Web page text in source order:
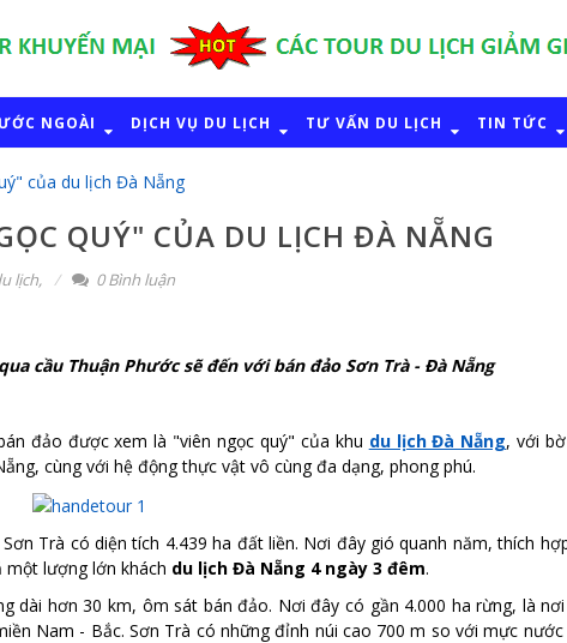
NGOÀI DỊCH VỤ DU LỊCH TƯ VẤN DU LỊCH TIN TỨC
của du lịch Đà Nẵng
QUÝ" CỦA DU LỊCH ĐÀ NẴNG
lịch, 0 Bình luận
cầu Thuận Phước sẽ đến với bán đảo Sơn Trà - Đà Nẵng
đảo được xem là "viên ngọc quý" của khu du lịch Đà Nẵng, với
cùngvới hệ động thực vật vô cùngđa dạng, phong phú.
Trà có diện tích 4.439 ha đất liền. Nơi đây gió quanh năm, thích
một lượng lớn khách du lịch Đà Nẵng 4 ngày 3 đêm.
dài hơn 30 km, ôm sát bán đảo. Nơi đây có gần 4.000 ha rừng, là
Nam - Bắc. Sơn Trà có những đỉnh núi cao 700 m so với mực nước